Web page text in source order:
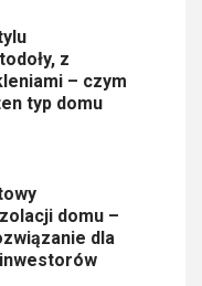
z
– czym
typ domu
domu –
dla